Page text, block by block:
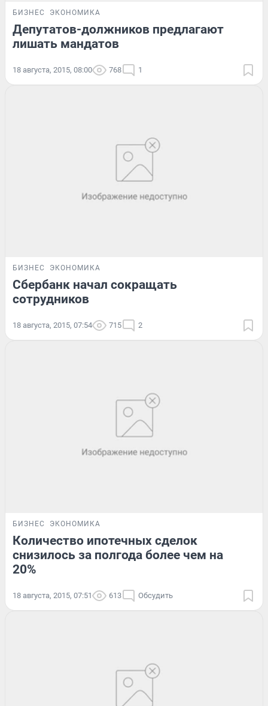
БИЗНЕС ЭКОНОМИКА
Депутатов-должников предлагают
лишать мандатов
18 августа, 2015, 08:00 768 1
БИЗНЕС ЭКОНОМИКА
Сбербанк начал сокращать
сотрудников
18 августа, 2015, 07:54 715 2
БИЗНЕС ЭКОНОМИКА
Количество ипотечных сделок
снизилось за полгода более чем на
20%
18 августа, 2015, 07:51 613 Обсудить